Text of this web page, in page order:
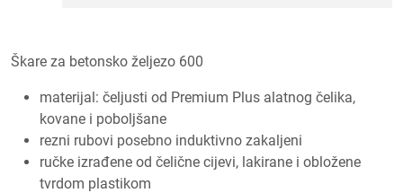
Škare za betonsko željezo 600
materijal: čeljusti od Premium Plus alatnog čelika,
kovane i poboljšane
rezni rubovi posebno induktivno zakaljeni
ručke izrađene od čelične cijevi, lakirane i obložene
tvrdom plastikom